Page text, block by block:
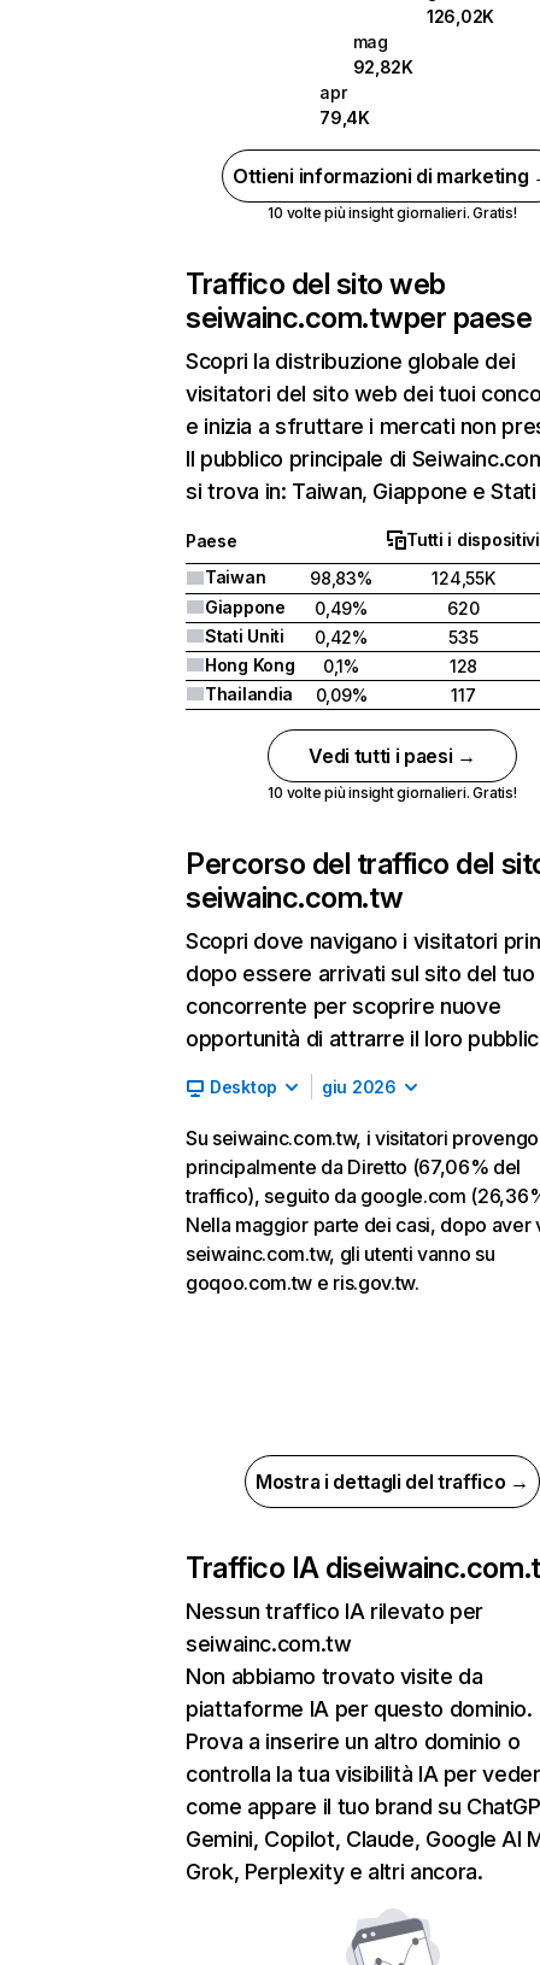
126,02K
mag
92,82K
apr
79,4K
Ottieni informazioni di marketing
10 volte più insight giornalieri. Gratis!
Traffico del sito web
seiwainc.com.twper paese
Scopri la distribuzione globale dei
visitatori del sito web dei tuoi
e inizia a sfruttare i mercati non
Il pubblico principale di
si trova in: Taiwan, Giappone e Stati
Paese
Tutti i dispositivi
Taiwan
98,83%
124,55K
Giappone
0,49%
620
Stati Uniti
0,42%
535
Hong Kong
0,1%
128
Thailandia
0,09% 117
Vedi tutti i paesi →
10 volte più insight giornalieri. Gratis!
Percorso del traffico del
seiwainc.com.tw
Scopri dove navigano i visitatori
dopo essere arrivati sul sito del tuo
concorrente per scoprire nuove
opportunità di attrarre il loro
Desktop giu 2026
Su seiwainc.com.tw, i visitatori
principalmente da Diretto (67,06% del
traffico), seguito da google.com
Nella maggior parte dei casi, dopo aver
seiwainc.com.tw, gli utenti vanno su
goqoo.com.tw e ris.gov.tw.
Mostra i dettagli del traffico →
Traffico IA di
Nessun traffico IA rilevato per
seiwainc.com.tw
Non abbiamo trovato visite da
piattaforme IA per questo dominio.
Prova a inserire un altro dominio o
controlla la tua visibilità IA per
come appare il tuo brand su
Gemini, Copilot, Claude, Google AI
Grok, Perplexity e altri ancora.